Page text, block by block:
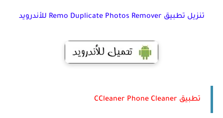
تنزيل تطبيق Remo Duplicate Photos Remover‏ للأندرويد
تطبيق CCleaner Phone Cleaner